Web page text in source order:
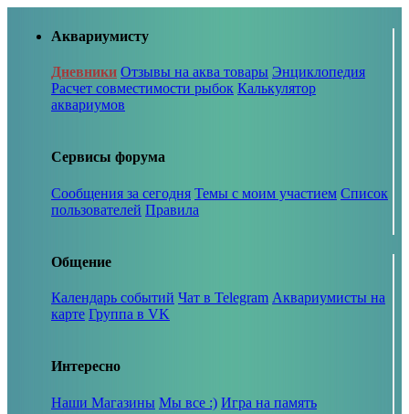
Аквариумисту
Дневники Отзывы на аква товары Энциклопедия
Расчет совместимости рыбок Калькулятор
аквариумов
Сервисы форума
Сообщения за сегодня Темы с моим участием Список
пользователей Правила
Общение
Календарь событий Чат в Telegram Аквариумисты на
карте Группа в VK
Интересно
Наши Магазины Мы все :) Игра на память